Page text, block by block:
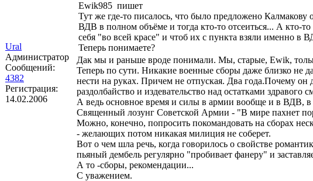
Ural
Администратор
Сообщений:
4382
Регистрация:
14.02.2006
Ewik985 пишет
Тут же где-то писалось, что было предложено
ВДВ в полном объёме и тогда кто-то отсеиться... А кто-
себя "во всей красе" и чтоб их с пункта взяли именно
Теперь понимаете?
Дак мы и раньше вроде понимали. Мы, старые, Ewik,
Теперь по сути. Никакие военные сборы даже близко не
нести на руках. Причем не отпуская. Два года.Почему он
раздолбайство и издевательство над остатками здравого
А ведь основное время и силы в армии вообще и в ВДВ,
Священный лозунг Советской Армии - "В мире пахнет
Можно, конечно, попросить покомандовать на сборах
- желающих потом никакая милиция не соберет.
Вот о чем шла речь, когда говорилось о свойстве
пьяный дембель регулярно "пробивает фанеру" и
А то -сборы, рекомендации...
С уважением.